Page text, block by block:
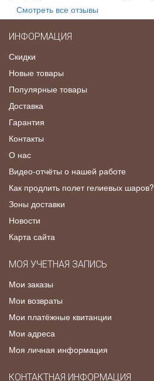
Смотреть все отзывы
ИНФОРМАЦИЯ
Скидки
Новые товары
Популярные товары
Доставка
Гарантия
Контакты
О нас
Видео-отчёты о нашей работе
Как продлить полет гелиевых шаров?
Зоны доставки
Новости
Карта сайта
МОЯ УЧЕТНАЯ ЗАПИСЬ
Мои заказы
Мои возвраты
Мои платёжные квитанции
Мои адреса
Моя личная информация
КОНТАКТНАЯ ИНФОРМАЦИЯ